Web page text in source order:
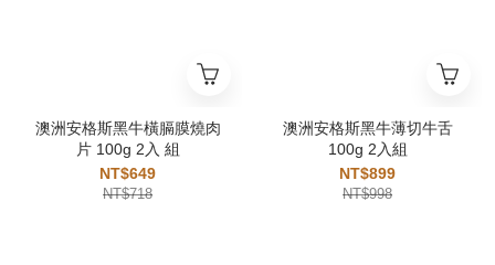
澳洲安格斯黑牛橫膈膜燒肉
片 100g 2入 組
NT$649
NT$718
澳洲安格斯黑牛薄切牛舌
100g 2入組
NT$899
NT$998